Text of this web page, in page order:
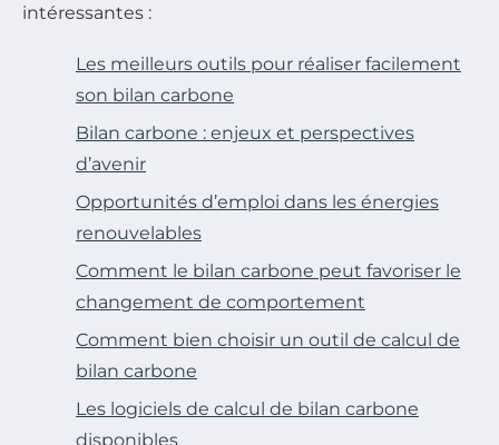
intéressantes :
Les meilleurs outils pour réaliser facilement
son bilan carbone
Bilan carbone : enjeux et perspectives
d’avenir
Opportunités d’emploi dans les énergies
renouvelables
Comment le bilan carbone peut favoriser le
changement de comportement
Comment bien choisir un outil de calcul de
bilan carbone
Les logiciels de calcul de bilan carbone
disponibles